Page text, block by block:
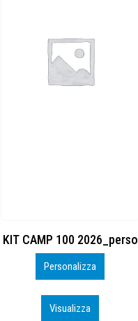
KIT CAMP 100 2026_perso
Personalizza
Visualizza